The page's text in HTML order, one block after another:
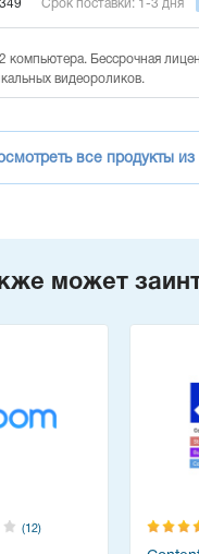
Срок поставки: 1-3 дня
компьютера. Бессрочная
видеороликов.
все продукты
может
(12)